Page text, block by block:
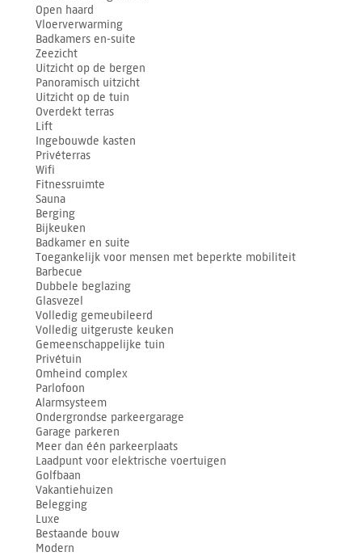
Open haard
Vloerverwarming
Badkamers en-suite
Zeezicht
Uitzicht op de bergen
Panoramisch uitzicht
Uitzicht op de tuin
Overdekt terras
Lift
Ingebouwde kasten
Privéterras
Wifi
Fitnessruimte
Sauna
Berging
Bijkeuken
Badkamer en suite
Toegankelijk voor mensen met beperkte mobiliteit
Barbecue
Dubbele beglazing
Glasvezel
Volledig gemeubileerd
Volledig uitgeruste keuken
Gemeenschappelijke tuin
Privétuin
Omheind complex
Parlofoon
Alarmsysteem
Ondergrondse parkeergarage
Garage parkeren
Meer dan één parkeerplaats
Laadpunt voor elektrische voertuigen
Golfbaan
Vakantiehuizen
Belegging
Luxe
Bestaande bouw
Modern